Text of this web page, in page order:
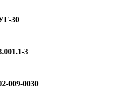
30
3
009-0030